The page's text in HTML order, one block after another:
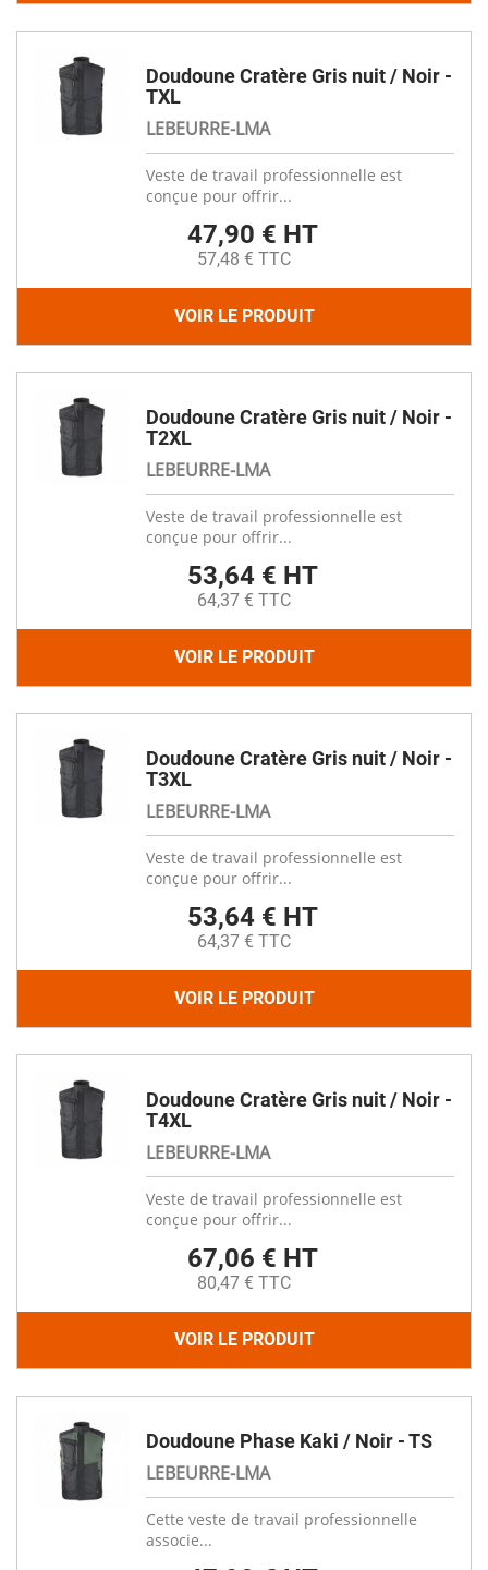
Doudoune Cratère Gris nuit / Noir -
TXL
LEBEURRE-LMA
Veste de travail professionnelle est
conçue pour offrir...
47,90 € HT
57,48 € TTC
VOIR LE PRODUIT
Doudoune Cratère Gris nuit / Noir -
T2XL
LEBEURRE-LMA
Veste de travail professionnelle est
conçue pour offrir...
53,64 € HT
64,37 € TTC
VOIR LE PRODUIT
Doudoune Cratère Gris nuit / Noir -
T3XL
LEBEURRE-LMA
Veste de travail professionnelle est
conçue pour offrir...
53,64 € HT
64,37 € TTC
VOIR LE PRODUIT
Doudoune Cratère Gris nuit / Noir -
T4XL
LEBEURRE-LMA
Veste de travail professionnelle est
conçue pour offrir...
67,06 € HT
80,47 € TTC
VOIR LE PRODUIT
Doudoune Phase Kaki / Noir - TS
LEBEURRE-LMA
Cette veste de travail professionnelle
associe...